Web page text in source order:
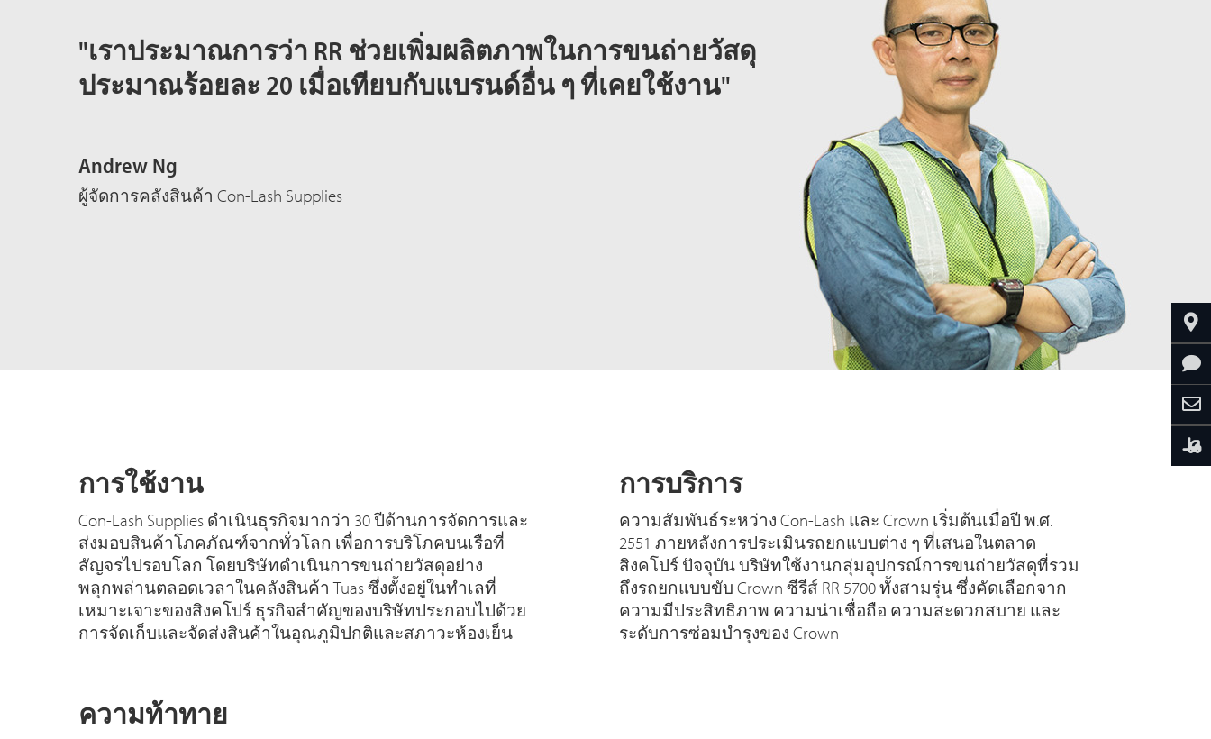
"เราประมาณการว่า RR ช่วยเพิ่มผลิตภาพในการขนถ่ายวัสดุ
ประมาณร้อยละ 20 เมื่อเทียบกับแบรนด์อื่น ๆ ที่เคยใช้งาน"
Andrew Ng
ผู้จัดการคลังสินค้า Con-Lash Supplies
การใช้งาน
Con-Lash Supplies ดำเนินธุรกิจมากว่า 30 ปีด้านการจัดการและ
ส่งมอบสินค้าโภคภัณฑ์จากทั่วโลก เพื่อการบริโภคบนเรือที่
สัญจรไปรอบโลก โดยบริษัทดำเนินการขนถ่ายวัสดุอย่าง
พลุกพล่านตลอดเวลาในคลังสินค้า Tuas ซึ่งตั้งอยู่ในทำเลที่
เหมาะเจาะของสิงคโปร์ ธุรกิจสำคัญของบริษัทประกอบไปด้วย
การจัดเก็บและจัดส่งสินค้าในอุณภูมิปกติและสภาวะห้องเย็น
ความท้าทาย
การบริการ
ความสัมพันธ์ระหว่าง Con-Lash และ Crown เริ่มต้นเมื่อปี พ.ศ.
2551 ภายหลังการประเมินรถยกแบบต่าง ๆ ที่เสนอในตลาด
สิงคโปร์ ปัจจุบัน บริษัทใช้งานกลุ่มอุปกรณ์การขนถ่ายวัสดุที่รวม
ถึงรถยกแบบขับ Crown ซีรีส์ RR 5700 ทั้งสามรุ่น ซึ่งคัดเลือกจาก
ความมีประสิทธิภาพ ความน่าเชื่อถือ ความสะดวกสบาย และ
ระดับการซ่อมบำรุงของ Crown